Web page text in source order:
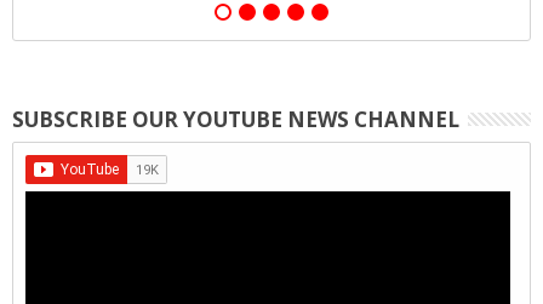
SUBSCRIBE OUR YOUTUBE NEWS CHANNEL